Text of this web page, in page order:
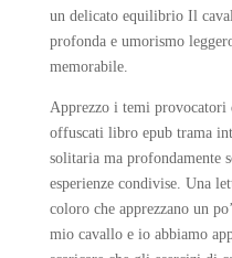
un delicato equilibrio Il
profonda e umorismo
memorabile.
Apprezzo i temi provocatori
offuscati libro epub trama
solitaria ma profondamente
esperienze condivise. Una
coloro che apprezzano un
mio cavallo e io abbiamo